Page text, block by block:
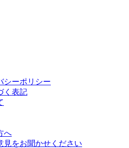
シーポリシー
く表記
へ
見をお聞かせください